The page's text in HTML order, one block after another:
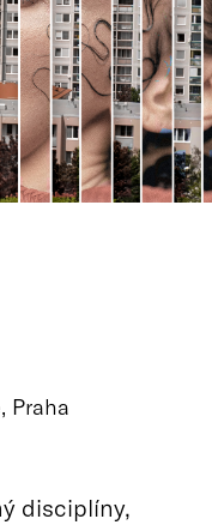
Praha
disciplíny,